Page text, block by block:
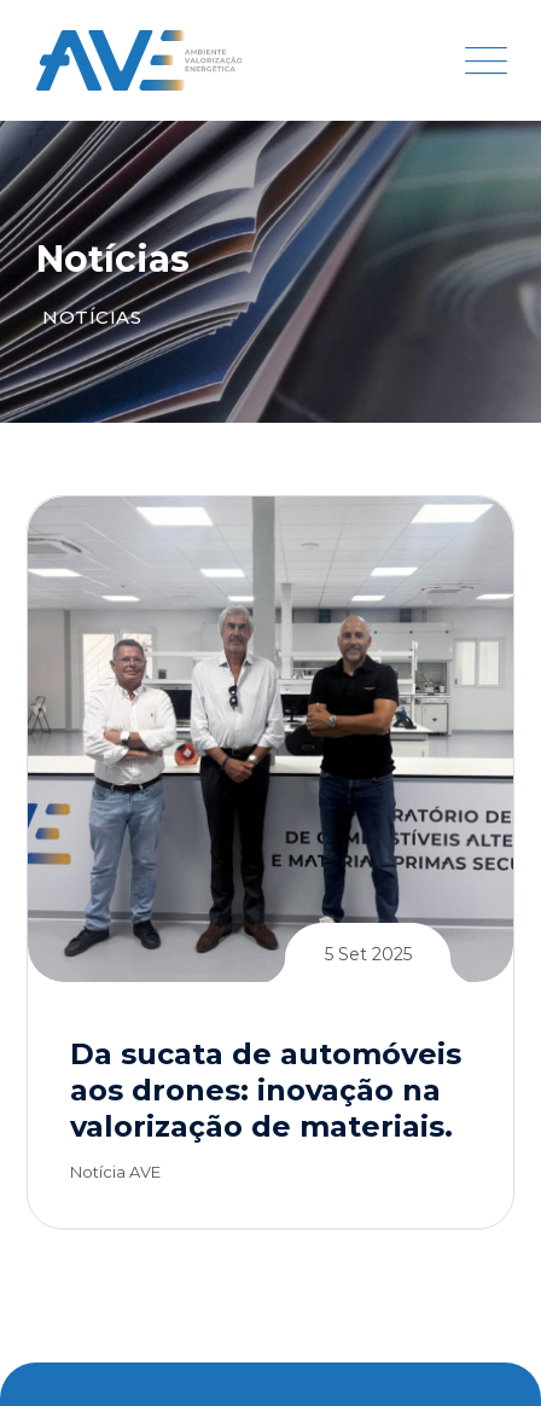
Notícias
NOTÍCIAS
5 Set 2025
Da sucata de automóveis
aos drones: inovação na
valorização de materiais.
Notícia AVE